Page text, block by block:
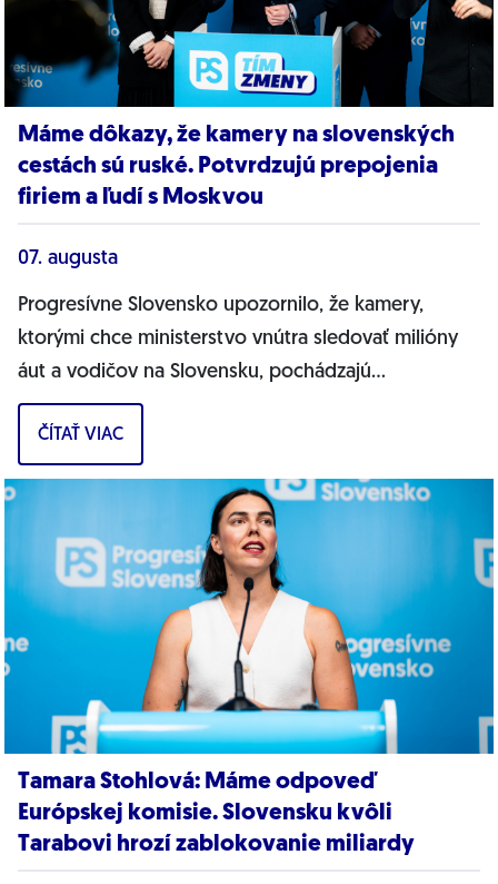
Máme dôkazy, že kamery na slovenských
cestách sú ruské. Potvrdzujú prepojenia
firiem a ľudí s Moskvou
07. augusta
Progresívne Slovensko upozornilo, že kamery,
ktorými chce ministerstvo vnútra sledovať milióny
áut a vodičov na Slovensku, pochádzajú
pravdepodobne z Ruska. Dnes hnutie prinieslo
dôkazy,...
ČÍTAŤ VIAC
Tamara Stohlová: Máme odpoveď
Európskej komisie. Slovensku kvôli
Tarabovi hrozí zablokovanie miliardy